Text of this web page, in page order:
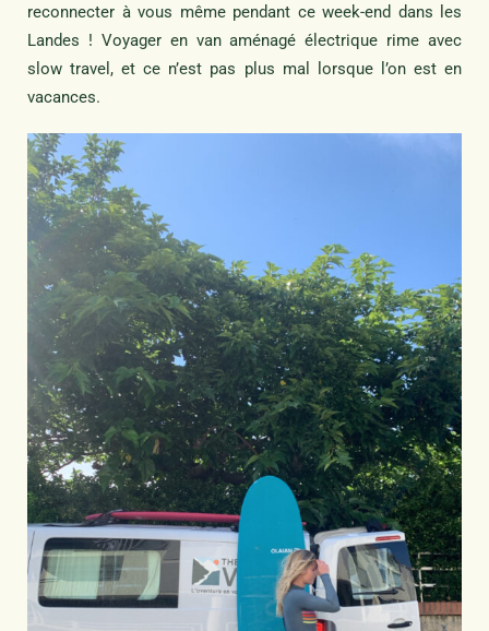
reconnecter à vous même pendant ce week-end dans les
Landes ! Voyager en van aménagé électrique rime avec
slow travel, et ce n’est pas plus mal lorsque l’on est en
vacances.